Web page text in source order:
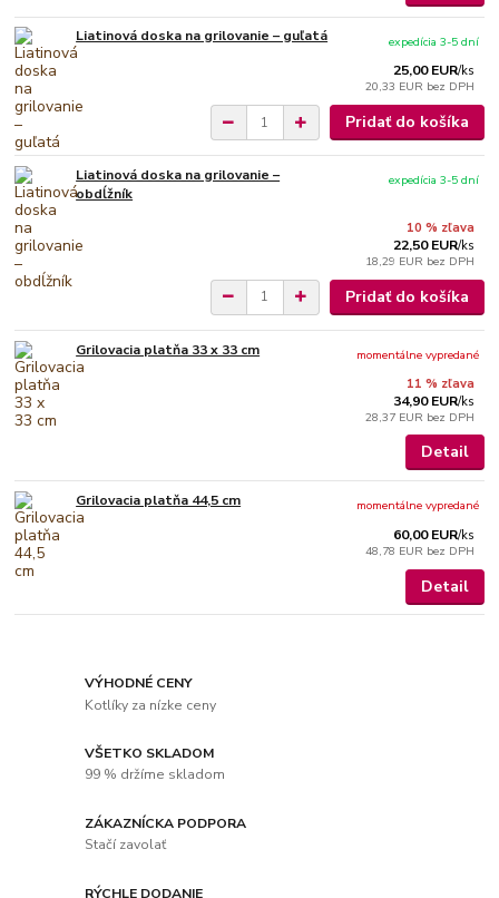
Liatinová doska na grilovanie – guľatá
25,00 EUR/ks
20,33 EUR bez DPH
expedícia 3-5 dní
Pridať do košíka
Liatinová doska na grilovanie –
obdĺžník
10 % zľava
22,50 EUR/ks
18,29 EUR bez DPH
expedícia 3-5 dní
Pridať do košíka
Grilovacia platňa 33 x 33 cm
11 % zľava
34,90 EUR/ks
28,37 EUR bez DPH
momentálne vypredané
Detail
Grilovacia platňa 44,5 cm
60,00 EUR/ks
48,78 EUR bez DPH
momentálne vypredané
Detail
VÝHODNÉ CENY
Kotlíky za nízke ceny
VŠETKO SKLADOM
99 % držíme skladom
ZÁKAZNÍCKA PODPORA
Stačí zavolať
RÝCHLE DODANIE